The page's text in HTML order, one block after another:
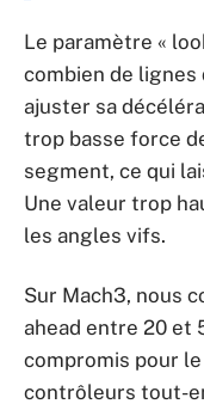
Le paramètre «
combien de lignes
ajuster sa
trop basse force
segment, ce qui
Une valeur trop
les angles vifs.
Sur Mach3, nous
ahead entre 20 et
compromis pour
contrôleurs tout-